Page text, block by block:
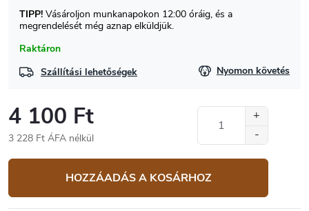
Raktáron
TIPP! Vásároljon munkanapokon 12:00 óráig, és a
megrendelését még aznap elküldjük.
Szállítási lehetőségek Nyomon követés
4 100 Ft
3 228 Ft ÁFA nélkül
HOZZÁADÁS A KOSÁRHOZ